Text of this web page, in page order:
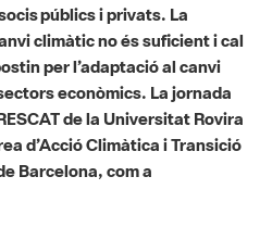
econòmics. La jornada
de la Universitat Rovira
d’Acció Climàtica i Transició
Barcelona, com a
de Marc Serra, diputat,
Climàtica i Transició
Leo Bejarano, cap